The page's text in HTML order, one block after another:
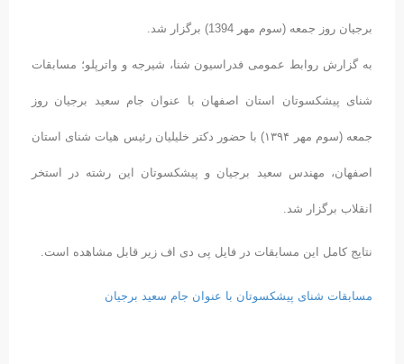
برجیان روز جمعه (سوم مهر 1394) برگزار شد.
به گزارش روابط عمومی فدراسیون شنا، شیرجه و واترپلو؛ مسابقات
شنای پیشکسوتان استان اصفهان با عنوان جام سعید برجیان روز
جمعه (سوم مهر ۱۳۹۴) با حضور دکتر خلیلیان رئیس هیات شنای استان
اصفهان، مهندس سعید برجیان و پیشکسوتان این رشته در استخر
انقلاب برگزار شد.
نتایج کامل این مسابقات در فایل پی دی اف زیر قابل مشاهده است.
مسابقات شنای پیشکسوتان با عنوان جام سعید برجیان